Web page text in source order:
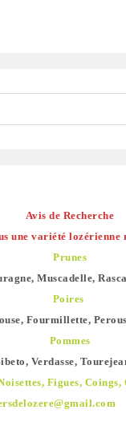
Avis de Recherche
une variété lozérienne
Prunes
Muscadelle,
Poires
Fourmillette,
Pommes
Verdasse,
Figues,